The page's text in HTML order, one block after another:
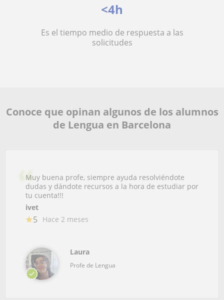
<4h
Es el tiempo medio de respuesta a las
solicitudes
Conoce que opinan algunos de los alumnos
de Lengua en Barcelona
Muy buena profe, siempre ayuda resolviéndote
dudas y dándote recursos a la hora de estudiar por
tu cuenta!!!
ivet
5 Hace 2 meses
Laura
Profe de Lengua